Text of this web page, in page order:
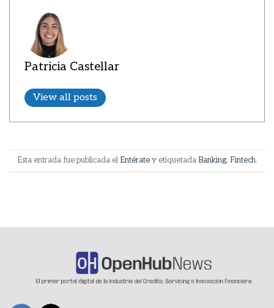
Patricia Castellar
View all posts
Esta entrada fue publicada el Entératey etiquetada Banking, Fintech.